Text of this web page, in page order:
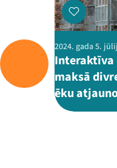
2024. gada 5.
Interaktīva
maksā
ēku